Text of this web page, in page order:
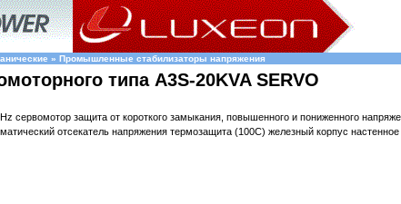
» Промышленные стабилизаторы напряжения
типа A3S-20KVA SERVO
сервомотор защита от короткого замыкания, повышенного и пониженного
отсекатель напряжения термозащита (100С) железный корпус настенное